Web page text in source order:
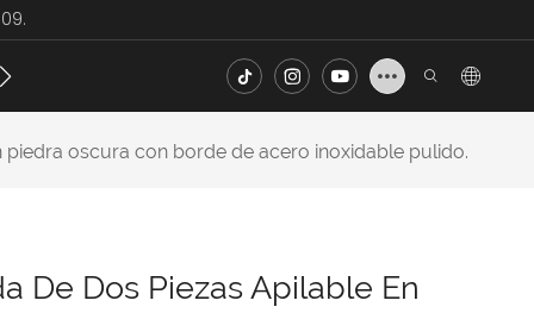
Contacto FAQ
oscura con borde de acero inoxidable pulido.
De Dos Piezas Apilable En